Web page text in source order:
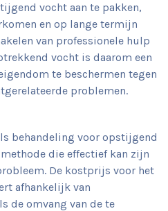
vocht aan te pakken,
en op lange termijn
van professionele hulp
vocht is daarom een
te beschermen tegen
problemen.
behandeling voor opstijgend
die effectief kan zijn
De kostprijs voor het
afhankelijk van
de omvang van de te